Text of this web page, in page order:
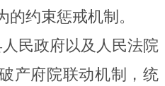
的约束惩戒机制。
民政府以及人民法院
产府院联动机制，统